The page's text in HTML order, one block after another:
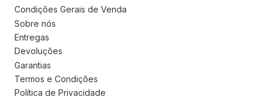
Condições Gerais de Venda
Sobre nós
Entregas
Devoluções
Garantias
Termos e Condições
Política de Privacidade